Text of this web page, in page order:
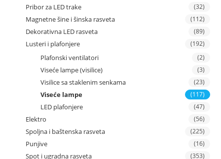
Pribor za LED trake (32)
Magnetne šine i šinska rasveta (112)
Dekorativna LED rasveta (89)
Lusteri i plafonjere (192)
Plafonski ventilatori (2)
Viseće lampe (visilice) (3)
Visilice sa staklenim senkama (23)
Viseće lampe (117)
LED plafonjere (47)
Elektro (56)
Spoljna i baštenska rasveta (225)
Punjive (16)
Spot i ugradna rasveta (353)